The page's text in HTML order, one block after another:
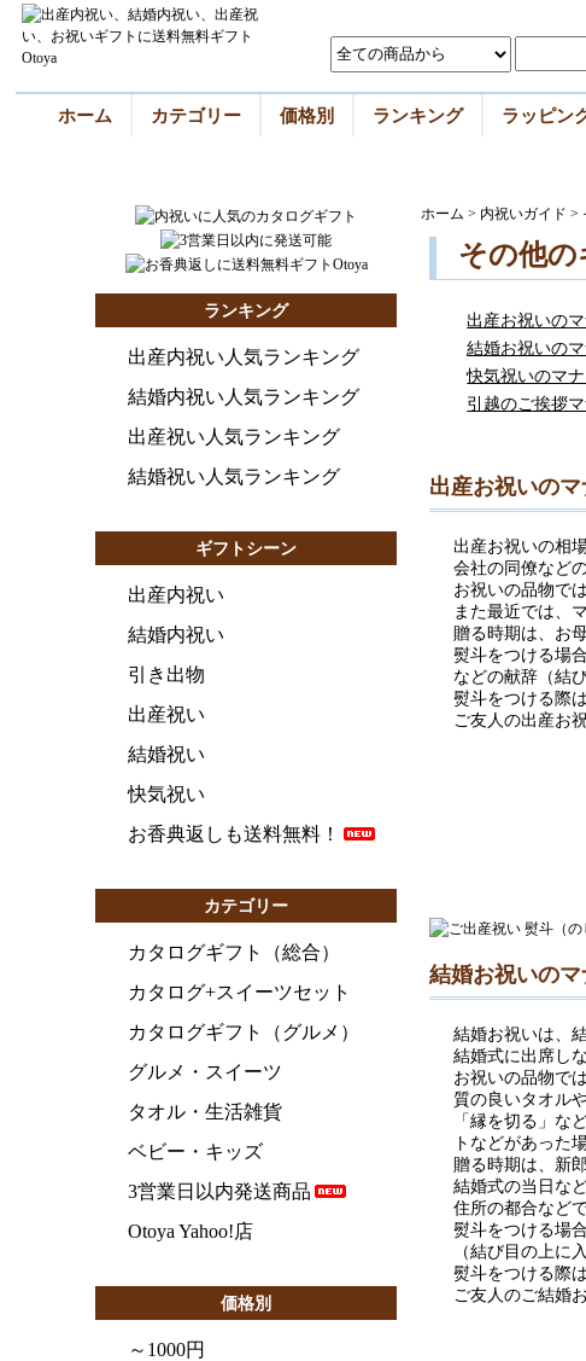
ホーム カテゴリー 価格別 ランキング ラッピン
ランキング
出産内祝い人気ランキング
結婚内祝い人気ランキング
出産祝い人気ランキング
結婚祝い人気ランキング
ギフトシーン
出産内祝い
結婚内祝い
引き出物
出産祝い
結婚祝い
快気祝い
お香典返しも送料無料！
カテゴリー
カタログギフト（総合）
カタログ+スイーツセット
カタログギフト（グルメ）
グルメ・スイーツ
タオル・生活雑貨
ベビー・キッズ
3営業日以内発送商品
Otoya Yahoo!店
価格別
～1000円
ホーム > 内祝いガイド >
その他
出産お祝いの
結婚お祝いの
快気祝いのマ
引越のご挨拶
出産お祝いの
出産お祝いの相
会社の同僚など
お祝いの品物で
また最近では、
贈る時期は、お
熨斗をつける場
などの献辞（結
熨斗をつける際
ご友人の出産お
結婚お祝いのマ
結婚お祝いは、
結婚式に出席し
お祝いの品物で
質の良いタオル
「縁を切る」な
トなどがあった
贈る時期は、新
結婚式の当日な
住所の都合など
熨斗をつける場
（結び目の上に
熨斗をつける際
ご友人のご結婚